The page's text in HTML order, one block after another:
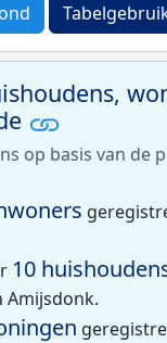
op basis van de
10
Amijsdonk.